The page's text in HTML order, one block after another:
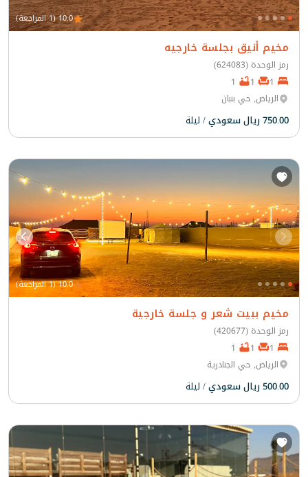
10.0 (1 المراجعة)
مخيم أنيق بجلسة خارجيه
رمز الوحدة (624083)
الرياض, حي بنبان
750.00 ريال سعودي / ليلة
10.0 (1 المراجعة)
مخيم ببيت شعر و جلسة خارجية
رمز الوحدة (420677)
الرياض, حي الجنادرية
500.00 ريال سعودي / ليلة